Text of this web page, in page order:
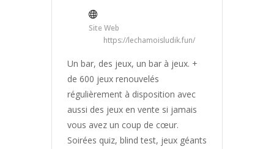
Site Web
https://lechamoisludik.fun/
Un bar, des jeux, un bar à jeux. +
de 600 jeux renouvelés
régulièrement à disposition avec
aussi des jeux en vente si jamais
vous avez un coup de cœur.
Soirées quiz, blind test, jeux géants